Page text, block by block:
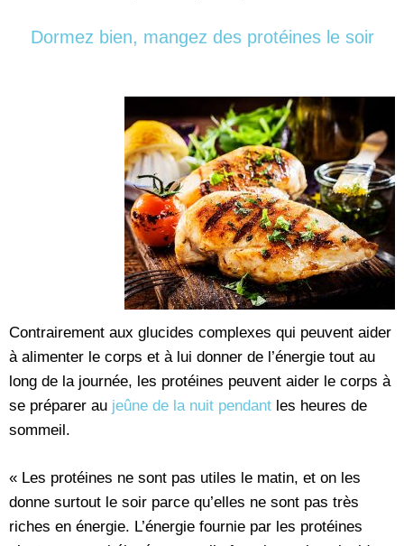
Dormez bien, mangez des protéines le soir
Contrairement aux glucides complexes qui peuvent aider
à alimenter le corps et à lui donner de l’énergie tout au
long de la journée, les protéines peuvent aider le corps à
se préparer au jeûne de la nuit pendant les heures de
sommeil.
« Les protéines ne sont pas utiles le matin, et on les
donne surtout le soir parce qu’elles ne sont pas très
riches en énergie. L’énergie fournie par les protéines